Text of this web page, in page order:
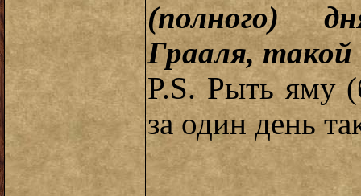
(полного)
Грааля,
P.S. Рыть яму
за один день